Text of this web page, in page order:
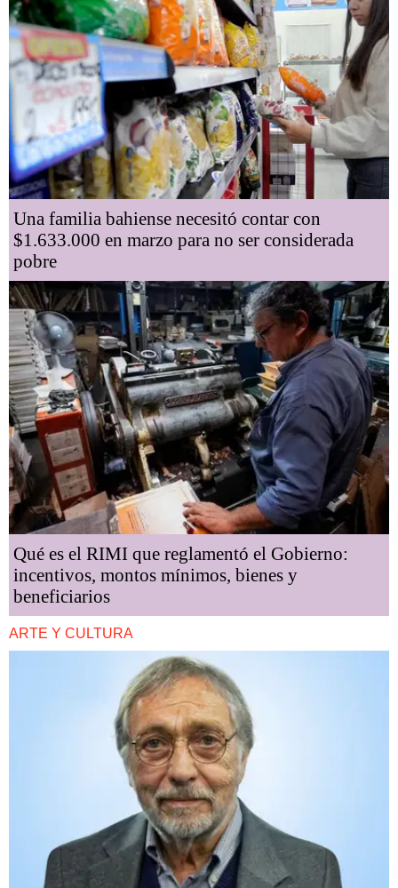
Una familia bahiense necesitó contar con
$1.633.000 en marzo para no ser considerada
pobre
Qué es el RIMI que reglamentó el Gobierno:
incentivos, montos mínimos, bienes y
beneficiarios
ARTE Y CULTURA